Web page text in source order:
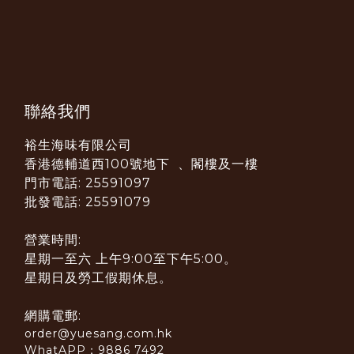
聯絡我們
裕生海味有限公司
香港德輔道西100號地下 、閣樓及一樓
門市電話: 25591097
批發電話: 25591079
營業時間:
星期一至六 上午9:00至下午5:00。
星期日及勞工假期休息。
網購電郵:
order@yuesang.com.hk
WhatAPP：9886 7492